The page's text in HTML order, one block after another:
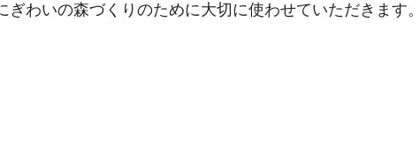
わいの森づくりのために大切に使わせていただきます